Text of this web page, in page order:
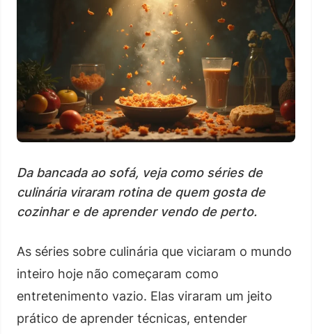
Da bancada ao sofá, veja como séries de
culinária viraram rotina de quem gosta de
cozinhar e de aprender vendo de perto.
As séries sobre culinária que viciaram o mundo
inteiro hoje não começaram como
entretenimento vazio. Elas viraram um jeito
prático de aprender técnicas, entender